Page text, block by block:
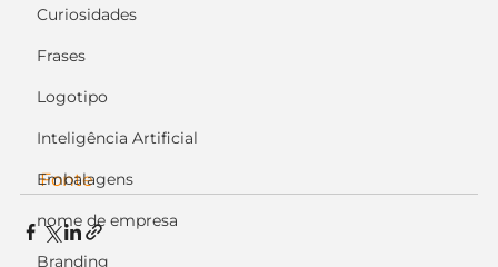
Curiosidades
Frases
Logotipo
Inteligência Artificial
Embalagens
nome de empresa
Branding
Fonte